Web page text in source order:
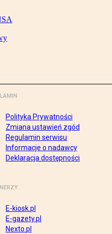
Polityka Prywatności
Zmiana ustawień zgód
Regulamin serwisu
Informacje o nadawcy
Deklaracja dostępności
E-kiosk.pl
E-gazety.pl
Nexto.pl